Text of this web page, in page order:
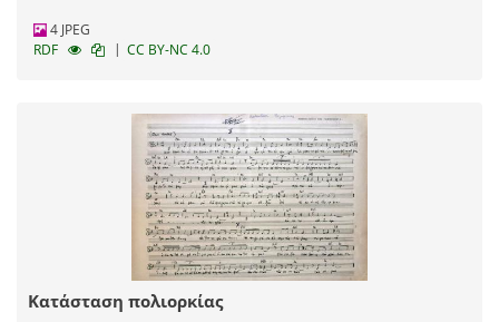
4 JPEG
RDF
| CC BY-NC 4.0
Κατάσταση πολιορκίας